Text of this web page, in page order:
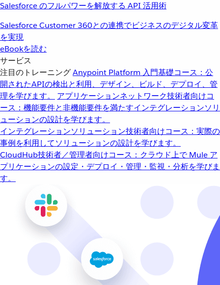
Salesforce のフルパワーを解放する API 活用術
Salesforce Customer 360との連携でビジネスのデジタル変革
を実現
eBookを読む
サービス
注目のトレーニングAnypoint Platform 入門基礎コース：公
開されたAPIの検出と利用、デザイン、ビルド、デプロイ、管
理を学びます。
アプリケーションネットワーク技術者向けコ
ース：機能要件と非機能要件を満たすインテグレーションソリ
ューションの設計を学びます。
インテグレーションソリューション技術者向けコース：実際の
事例を利用してソリューションの設計を学びます。
CloudHub技術者／管理者向けコース：クラウド上で Mule ア
プリケーションの設定・デプロイ・管理・監視・分析を学びま
す。